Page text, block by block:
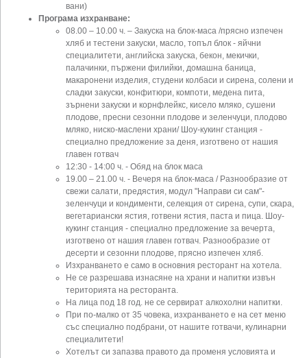
вани)
Програма изхранване:
08.00 – 10.00 ч. – Закуска на блок-маса /прясно изпечен
хляб и тестени закуски, масло, топъл блок - яйчни
специалитети, английска закуска, бекон, мекички,
палачинки, пържени филийки, домашна баница,
макаронени изделия, студени колбаси и сирена, солени и
сладки закуски, конфитюри, компоти, медена пита,
зърнени закуски и корнфлейкс, кисело мляко, сушени
плодове, пресни сезонни плодове и зеленчуци, плодово
мляко, ниско-маслени храни/ Шоу-кукинг станция -
специално предложение за деня, изготвено от нашия
главен готвач
12:30 - 14:00 ч. - Обяд на блок маса
19.00 – 21.00 ч. - Вечеря на блок-маса / Разнообразие от
свежи салати, предястия, модул "Направи си сам"-
зеленчуци и кондименти, селекция от сирена, супи, скара,
вегетариански ястия, готвени ястия, паста и пица. Шоу-
кукинг станция - специално предложение за вечерта,
изготвено от нашия главен готвач. Разнообразие от
десерти и сезонни плодове, прясно изпечен хляб.
Изхранването е само в основния ресторант на хотела.
Не се разрешава изнасяне на храни и напитки извън
територията на ресторанта.
На лица под 18 год. не се сервират алкохолни напитки.
При по-малко от 35 човека, изхранването е на сет меню
със специално подбрани, от нашите готвачи, кулинарни
специалитети!
Хотелът си запазва правото да променя условията и